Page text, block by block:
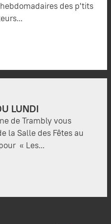
des p'tits
LUNDI
de Trambly vous
la Salle des Fêtes au
« Les...